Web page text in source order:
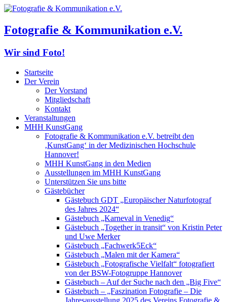
Fotografie & Kommunikation e.V.
Wir sind Foto!
Startseite
Der Verein
Der Vorstand
Mitgliedschaft
Kontakt
Veranstaltungen
MHH KunstGang
Fotografie & Kommunikation e.V. betreibt den
‚KunstGang‘ in der Medizinischen Hochschule
Hannover!
MHH KunstGang in den Medien
Ausstellungen im MHH KunstGang
Unterstützen Sie uns bitte
Gästebücher
Gästebuch GDT „Europäischer Naturfotograf
des Jahres 2024“
Gästebuch „Karneval in Venedig“
Gästebuch „Together in transit“ von Kristin Peter
und Uwe Merker
Gästebuch „Fachwerk5Eck“
Gästebuch „Malen mit der Kamera“
Gästebuch „Fotografische Vielfalt“ fotografiert
von der BSW-Fotogruppe Hannover
Gästebuch – Auf der Suche nach den „Big Five“
Gästebuch – „Faszination Fotografie – Die
Jahresausstellung 2025 des Vereins Fotografie &